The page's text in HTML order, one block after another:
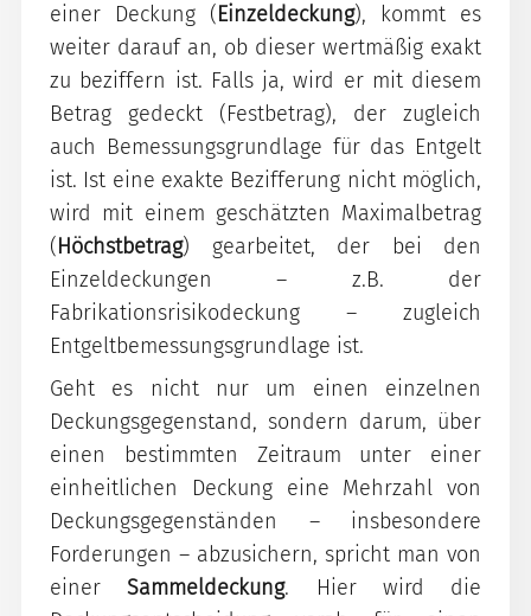
einer Deckung (Einzeldeckung), kommt es
weiter darauf an, ob dieser wertmäßig exakt
zu beziffern ist. Falls ja, wird er mit diesem
Betrag gedeckt (Festbetrag), der zugleich
auch Bemessungsgrundlage für das Entgelt
ist. Ist eine exakte Bezifferung nicht möglich,
wird mit einem geschätzten Maximalbetrag
(Höchstbetrag) gearbeitet, der bei den
Einzeldeckungen – z.B. der
Fabrikationsrisikodeckung – zugleich
Entgeltbemessungsgrundlage ist.
Geht es nicht nur um einen einzelnen
Deckungsgegenstand, sondern darum, über
einen bestimmten Zeitraum unter einer
einheitlichen Deckung eine Mehrzahl von
Deckungsgegenständen – insbesondere
Forderungen – abzusichern, spricht man von
einerSammeldeckung. Hier wird die